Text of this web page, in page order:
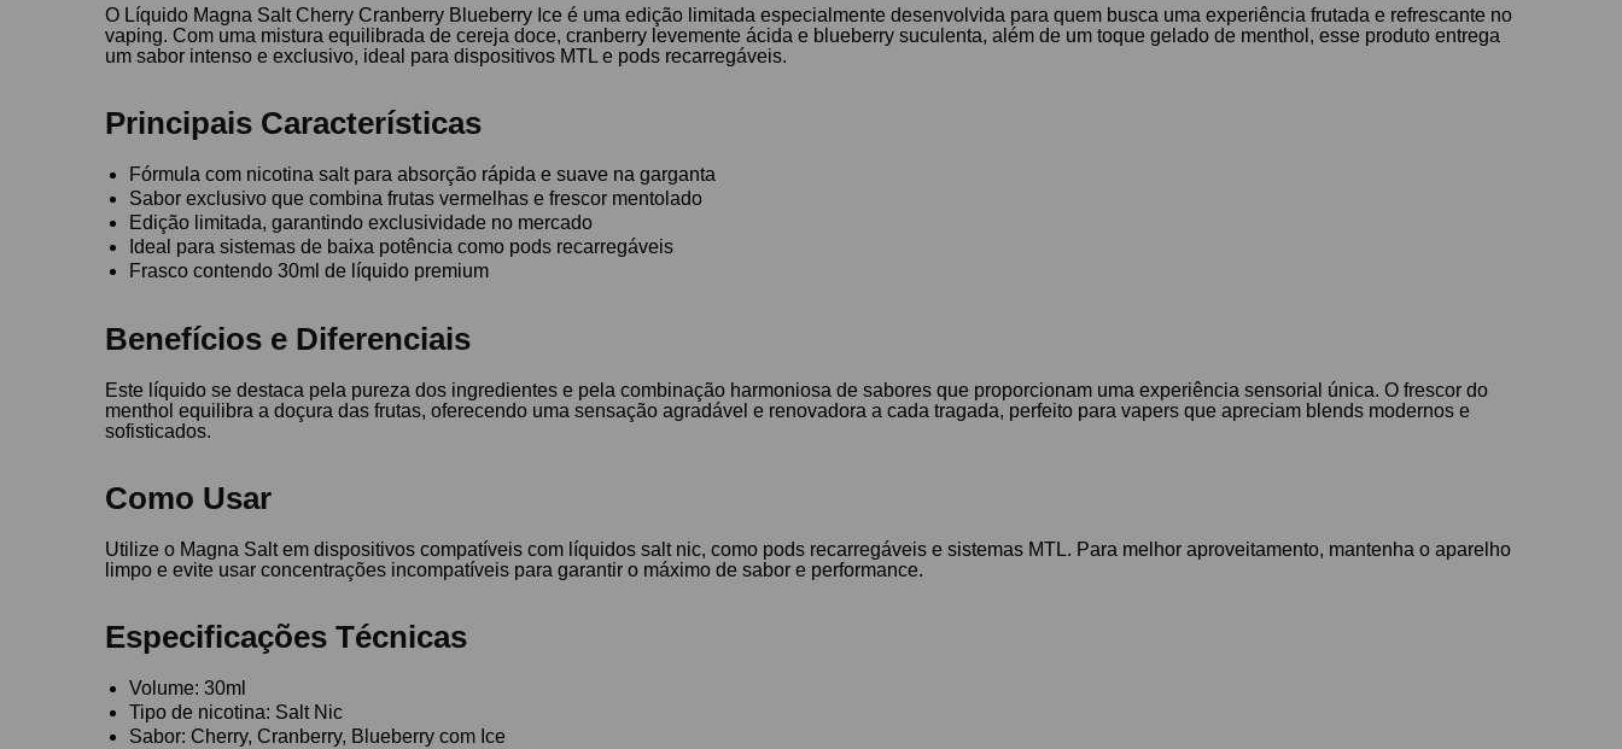
O Líquido Magna Salt Cherry Cranberry Blueberry Ice é uma edição limitada especialmente desenvolvida para quem busca uma experiência frutada e refrescante no
vaping. Com uma mistura equilibrada de cereja doce, cranberry levemente ácida e blueberry suculenta, além de um toque gelado de menthol, esse produto entrega
um sabor intenso e exclusivo, ideal para dispositivos MTL e pods recarregáveis.
Principais Características
Fórmula com nicotina salt para absorção rápida e suave na garganta
Sabor exclusivo que combina frutas vermelhas e frescor mentolado
Edição limitada, garantindo exclusividade no mercado
Ideal para sistemas de baixa potência como pods recarregáveis
Frasco contendo 30ml de líquido premium
Benefícios e Diferenciais
Este líquido se destaca pela pureza dos ingredientes e pela combinação harmoniosa de sabores que proporcionam uma experiência sensorial única. O frescor do
menthol equilibra a doçura das frutas, oferecendo uma sensação agradável e renovadora a cada tragada, perfeito para vapers que apreciam blends modernos e
sofisticados.
Como Usar
Utilize o Magna Salt em dispositivos compatíveis com líquidos salt nic, como pods recarregáveis e sistemas MTL. Para melhor aproveitamento, mantenha o aparelho
limpo e evite usar concentrações incompatíveis para garantir o máximo de sabor e performance.
Especificações Técnicas
Volume: 30ml
Tipo de nicotina: Salt Nic
Sabor: Cherry, Cranberry, Blueberry com Ice